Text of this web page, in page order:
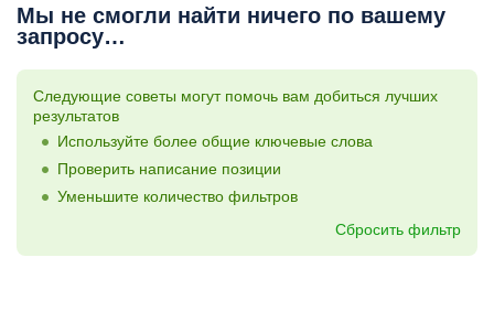
Мы не смогли найти ничего по вашему
запросу…
Следующие советы могут помочь вам добиться лучших
результатов
Используйте более общие ключевые слова
Проверить написание позиции
Уменьшите количество фильтров
Сбросить фильтр